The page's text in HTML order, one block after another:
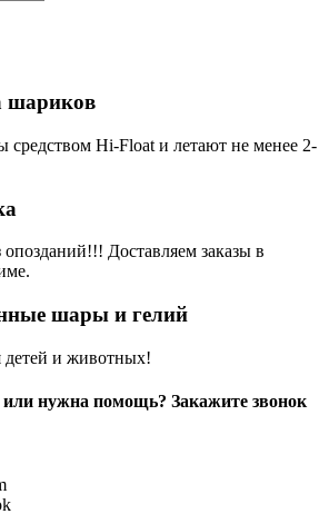
шариков
средством Hi-Float и летают не менее 2-
опозданий!!! Доставляем заказы в
шары и гелий
и животных!
нужна помощь? Закажите звонок